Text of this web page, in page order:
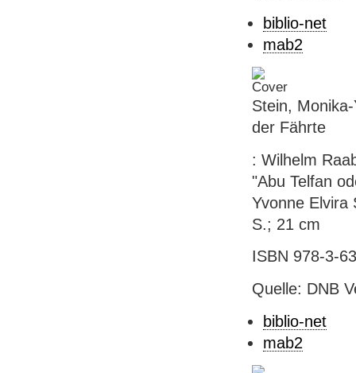
biblio-net
mab2
Stein,
der Fährte
: Wilhelm
"Abu Telfan
Yvonne Elvira
S.; 21 cm
ISBN 978-3-
Quelle: DNB
biblio-net
mab2